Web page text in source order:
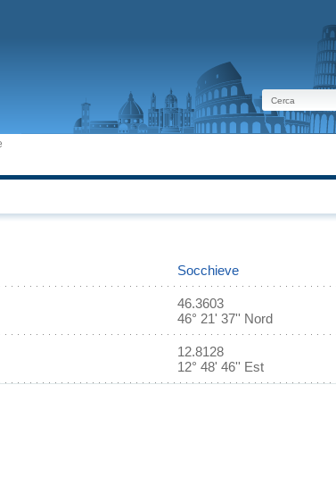
Socchieve
46.3603
46° 21' 37'' Nord
12.8128
12° 48' 46'' Est